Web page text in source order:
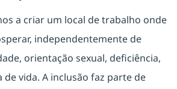
a criar um local de trabalho onde
independentemente de
orientação sexual, deficiência,
vida. A inclusão faz parte de